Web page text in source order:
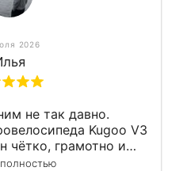
2026
не так давно.
Kugoo V3
чётко, грамотно и
Всё сделано